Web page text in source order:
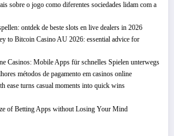
sobre o jogo como diferentes sociedades lidam com a
ontdek de beste slots en live dealers in 2026
to Bitcoin Casino AU 2026: essential advice for
Casinos: Mobile Apps für schnelles Spielen unterwegs
métodos de pagamento em casinos online
ease turns casual moments into quick wins
of Betting Apps without Losing Your Mind